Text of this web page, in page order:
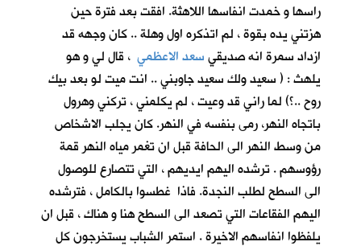
راسها و خمدت انفاسها اللاهثة. افقت بعد فترة حين
هزتني يده بقوة ، لم اتذكره اول وهلة .. كان وجهه قد
ازداد سمرة انه صديقيسعد الاعظمي ، قال لي و هو
يلهث : ( سعيد ولك سعيد جاوبني .. انت ميت لو بعد بيك
روح ..؟) لما راني قد وعيت ، لم يكلمني ، تركني وهرول
باتجاه النهر، رمى بنفسه في النهر. كان يجلب الاشخاص
من وسط النهر الى الحافة قبل ان تغمر مياه النهر قمة
رؤوسهم . ترشده اليهم ايديهم ، التي تتصارع للوصول
الى السطح لطلب النجدة. فاذا غطسوا بالكامل ، فترشده
اليهم الفقاعات التي تصعد الى السطح هنا و هناك ، قبل ان
يلفظوا انفاسهم الاخيرة . استمر الشباب يستخرجون كل